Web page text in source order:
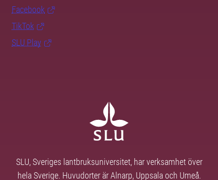
Facebook
TikTok
SLU Play
SLU, Sveriges lantbruksuniversitet, har verksamhet över
hela Sverige. Huvudorter är Alnarp, Uppsala och Umeå.